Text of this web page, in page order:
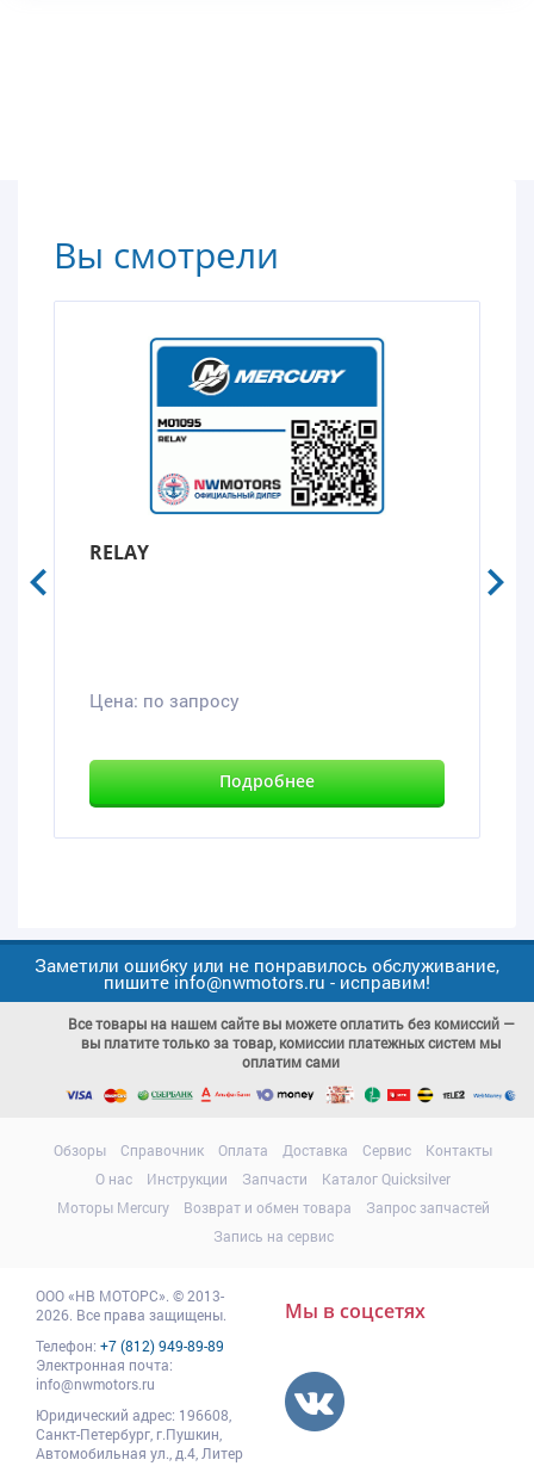
Вы смотрели
RELAY
Цена: по запросу
Подробнее
Заметили ошибку или не понравилось обслуживание,
пишите info@nwmotors.ru - исправим!
Все товары на нашем сайте вы можете оплатить без комиссий —
вы платите только за товар, комиссии платежных систем мы
оплатим сами
Обзоры Справочник Оплата Доставка Сервис
Контакты
О нас
Инструкции Запчасти
Каталог Quicksilver
Моторы Mercury
Возврат и обмен товара
Запрос запчастей
Запись на сервис
ООО«НВ МОТОРС» © 2013-
2026. Все права защищены.
Телефон: +7 (812) 949-89-89
Электронная почта:
info@nwmotors.ru
Юридический адрес: 196608
Санкт-Петербург, г.Пушкин
Автомобильная ул., д.4, Литер
Мы в соцсетях